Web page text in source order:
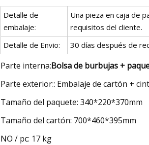
Detalle de
embalaje:
Una pieza en caja de
requisitos del cliente.
Detalle de Envio:
30 días después de
Parte interna:Bolsa de burbujas +
Parte exterior:: Embalaje de cartón +
Tamaño del paquete: 340*220*370mm
Tamaño del cartón: 700*460*395mm
NO / pc: 17 kg